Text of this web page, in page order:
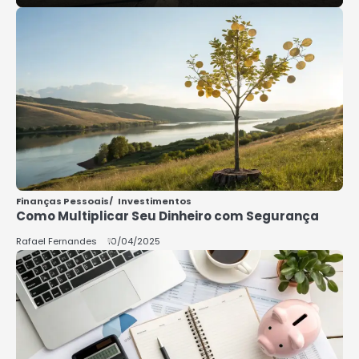
Guardar Dinheiro: Dicas Práticas
COMO INVESTIR COM POUCO
DINHEIRO 2025
Rafael Fernandes
Finanças Pessoais Investimentos
Como Multiplicar Seu Dinheiro com Segurança
Rafael Fernandes 10/04/2025